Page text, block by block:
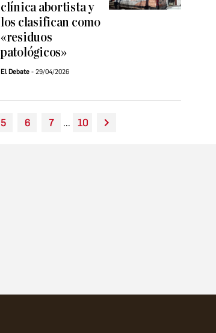
clínica abortista y
los clasifican como
«residuos
patológicos»
El Debate 29/04/2026
5 6 7 ... 10